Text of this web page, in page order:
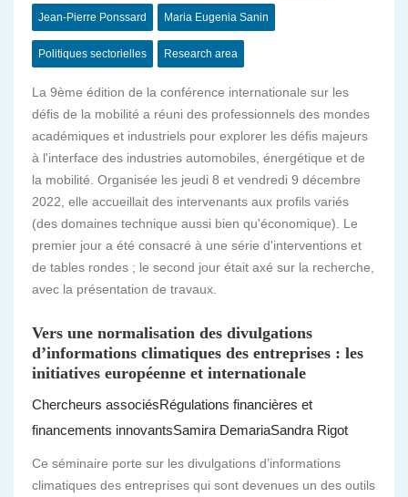
Jean-Pierre Ponssard Maria Eugenia Sanin
Politiques sectorielles Research area
La 9ème édition de la conférence internationale sur les
défis de la mobilité a réuni des professionnels des mondes
académiques et industriels pour explorer les défis majeurs
à l'interface des industries automobiles, énergétique et de
la mobilité. Organisée les jeudi 8 et vendredi 9 décembre
2022, elle accueillait des intervenants aux profils variés
(des domaines technique aussi bien qu'économique). Le
premier jour a été consacré à une série d'interventions et
de tables rondes ; le second jour était axé sur la recherche,
avec la présentation de travaux.
Vers une normalisation des divulgations
d’informations climatiques des entreprises : les
initiatives européenne et internationale
Chercheurs associésRégulations financières et
financements innovantsSamira DemariaSandra Rigot
Ce séminaire porte sur les divulgations d’informations
climatiques des entreprises qui sont devenues un des outils